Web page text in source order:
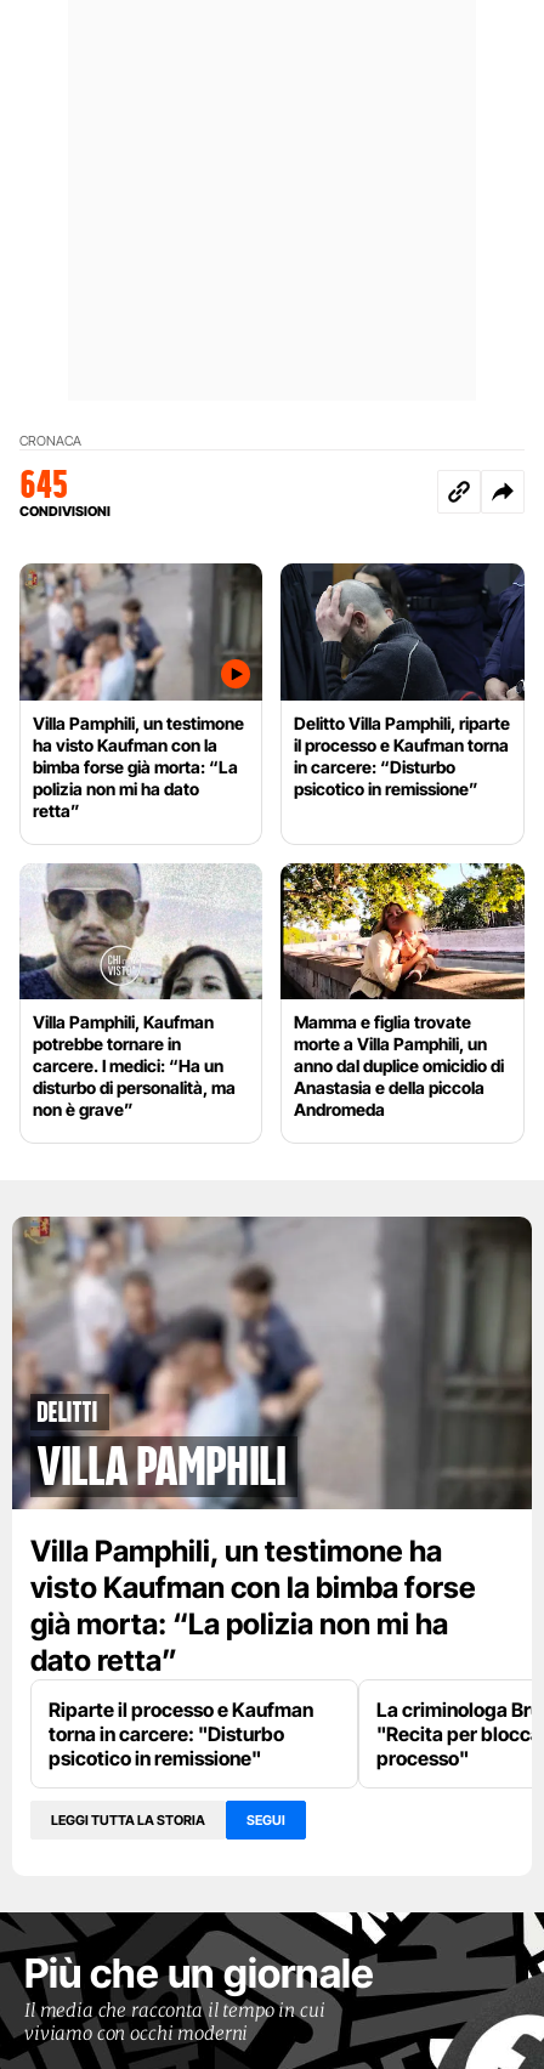
CRONACA
645
CONDIVISIONI
Villa Pamphili, un testimone
ha visto Kaufman con la
bimba forse già morta: “La
polizia non mi ha dato
retta”
Delitto Villa Pamphili, riparte
il processo e Kaufman torna
in carcere: “Disturbo
psicotico in remissione”
Villa Pamphili, Kaufman
potrebbe tornare in
carcere. I medici: “Ha un
disturbo di personalità, ma
non è grave”
Mamma e figlia trovate
morte a Villa Pamphili, un
anno dal duplice omicidio di
Anastasia e della piccola
Andromeda
Delitti
Villa Pamphili
Villa Pamphili, un testimone ha
visto Kaufman con la bimba forse
già morta: “La polizia non mi ha
dato retta”
Riparte il processo e Kaufman
torna in carcere: "Disturbo
psicotico in remissione"
La criminologa
"Recita per
processo"
LEGGI TUTTA LA STORIA SEGUI
Più che un giornale
Il media che racconta il tempo in cui
viviamo con occhi moderni